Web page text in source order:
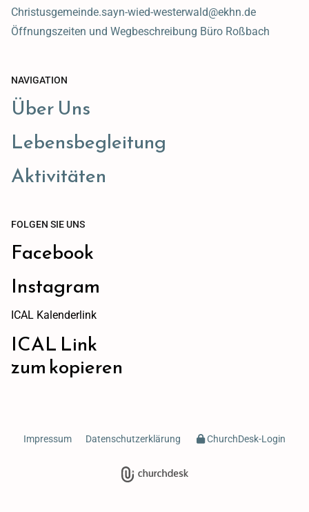
Christusgemeinde.sayn-wied-westerwald@ekhn.de
Öffnungszeiten und Wegbeschreibung Büro Roßbach
NAVIGATION
Über Uns
Lebensbegleitung
Aktivitäten
FOLGEN SIE UNS
Facebook
Instagram
ICAL Kalenderlink
ICAL Link
zum kopieren
Impressum Datenschutzerklärung ChurchDesk-Login